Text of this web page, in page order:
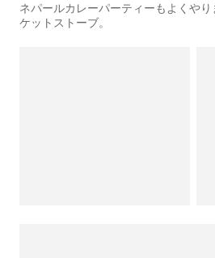
ネパールカレーパーティーもよくや
ケットストーブ。